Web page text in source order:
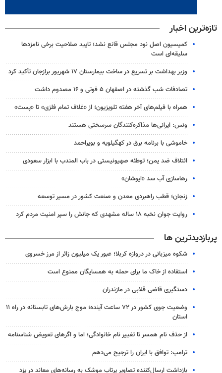
تازه‌ترین اخبار
کمیسیون اصل نود مجلس قانع نشد؛ تایید صلاحیت برخی نامزدها
سلیقه‌ای است
وزیر بهداشت بر تسریع در ساخت بیمارستان ۱۷ شهریور برازجان تأکید کرد
تصادفات شب گذشته در اصفهان ۵ فوتی و ۱۶ مصدوم داشت
همراه با فیلم‌های آخر هفته تلویزیون؛ از «غلاف تمام فلزی» تا «پست»
ونس: ایرانی‌ها مذاکره‌کنندگان سرسختی هستند
خاموشی با برنامه برق در کهگیلویه و بویراحمد
ائتلاف ضد یمن؛ توطئه صهیونیستی در باب المندب با ابزار سعودی
رهاسازی آب سد «ایوشان»
زنجان؛ قطب راهبردی معدن و صنعت کشور در مسیر توسعه
روایت جوان نخبه ۱۸ ساله مشهدی که جانش را سپر امنیت مردم کرد
پربازدیدترین ها
شکوه میزبانی در دروازه کربلا؛ عبور یک میلیون زائر از مرز خسروی
استفاده از خاک ما برای حمله به همسایگان ممنوع است
دستگیری قاضی قلابی در مازندران
وضعیت جوی کشور در ۷۲ ساعت آینده؛ موج بارش‌های تابستانه در راه ۱۱
استان
از حذف نام همسر تا تغییر نام خانوادگی؛ اما و اگرهای تعویض شناسنامه
ترامپ: توافق با ایران را ترجیح می‌دهم
بازداشت ارسال‌کننده تصاویر پرتاب موشک به رسانه‌های معاند در یزد